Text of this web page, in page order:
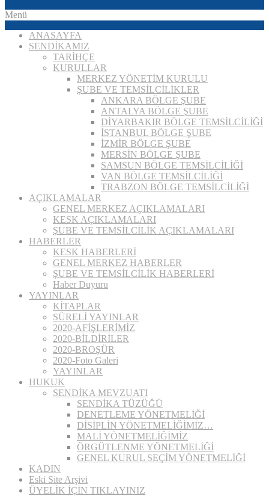
Menü
ANASAYFA
SENDİKAMIZ
TARİHÇE
KURULLAR
MERKEZ YÖNETİM KURULU
ŞUBE VE TEMSİLCİLİKLER
ANKARA BÖLGE ŞUBE
ANTALYA BÖLGE ŞUBE
DİYARBAKIR BÖLGE TEMSİLCİLİĞİ
İSTANBUL BÖLGE ŞUBE
İZMİR BÖLGE ŞUBE
MERSİN BÖLGE ŞUBE
SAMSUN BÖLGE TEMSİLCİLİĞİ
VAN BÖLGE TEMSİLCİLİĞİ
TRABZON BÖLGE TEMSİLCİLİĞİ
AÇIKLAMALAR
GENEL MERKEZ AÇIKLAMALARI
KESK AÇIKLAMALARI
ŞUBE VE TEMSİLCİLİK AÇIKLAMALARI
HABERLER
KESK HABERLERİ
GENEL MERKEZ HABERLER
ŞUBE VE TEMSİLCİLİK HABERLERİ
Haber Duyuru
YAYINLAR
KİTAPLAR
SÜRELİ YAYINLAR
2020-AFİŞLERİMİZ
2020-BİLDİRİLER
2020-BROŞÜR
2020-Foto Galeri
YAYINLAR
HUKUK
SENDİKA MEVZUATI
SENDİKA TÜZÜĞÜ
DENETLEME YÖNETMELİĞİ
DİSİPLİN YÖNETMELİĞİMİZ…
MALİ YÖNETMELİĞİMİZ
ÖRGÜTLENME YÖNETMELİĞİ
GENEL KURUL SEÇİM YÖNETMELİĞİ
KADIN
Eski Site Arşivi
ÜYELİK İÇİN TIKLAYINIZ